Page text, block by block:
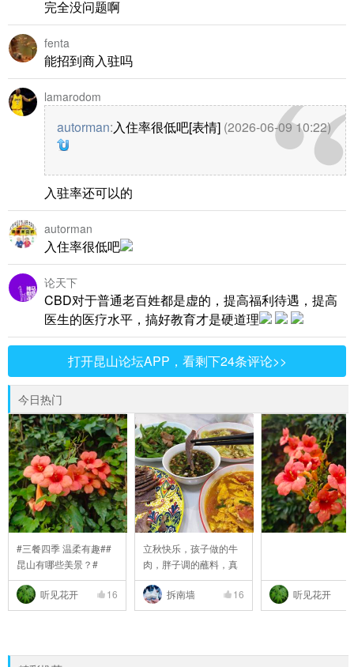
完全没问题啊
fenta
能招到商入驻吗
lamarodom
autorman:入住率很低吧[表情] (2026-06-09 10:22)
入驻率还可以的
autorman
入住率很低吧
论天下
CBD对于普通老百姓都是虚的，提高福利待遇，提高
医生的医疗水平，搞好教育才是硬道理
打开昆山论坛APP，看剩下24条评论>>
今日热门
#三餐四季 温柔有趣##
昆山有哪些美景？#
听见花开 16
立秋快乐，孩子做的牛
肉，胖子调的蘸料，真
..
拆南墙
16 听见花开